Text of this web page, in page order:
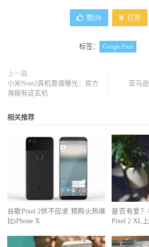
赞(0) 打赏
标签： Google Pixel
上一篇
小米Note2真机靠谱曝光：官方
海报有这玄机
亚马
相关推荐
谷歌Pixel 2供不应求 预购火热堪
比iPhone X
是否有爱？
Pixel 2 XL